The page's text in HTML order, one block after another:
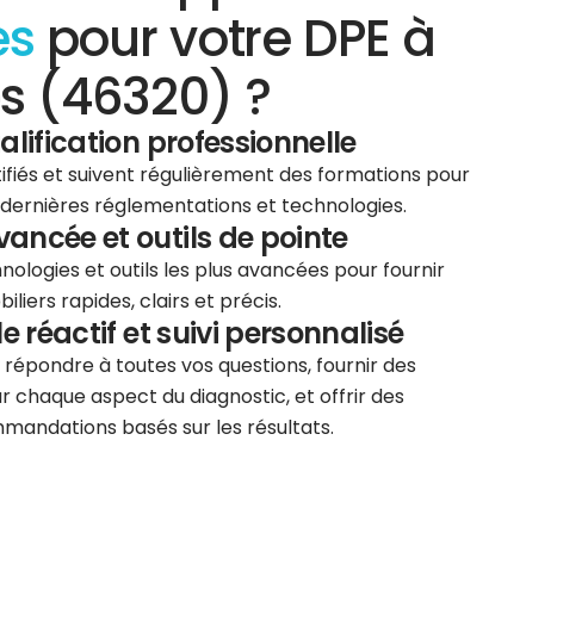
pour votre DPE à
(46320) ?
professionnelle
et suivent régulièrement des formations pour
réglementations et technologies.
et outils de pointe
et outils les plus avancées pour fournir
rapides, clairs et précis.
réactif et suivi personnalisé
à toutes vos questions, fournir des
chaque aspect du diagnostic, et offrir des
basés sur les résultats.